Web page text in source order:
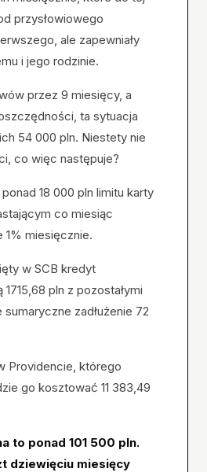
przysłowiowego
ale zapewniały
i jego rodzinie.
przez 9 miesięcy, a
ta sytuacja
54 000 pln. Niestety nie
co więc następuje?
18 000 pln limitu karty
co miesiąc
1% miesięcznie.
w SCB kredyt
pln z pozostałymi
zadłużenie 72
Providencie, którego
go kosztować 11 383,49
to ponad 101 500 pln.
dziewięciu miesięcy